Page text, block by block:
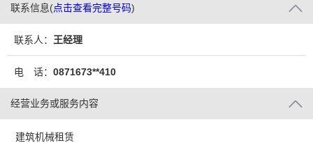
联系信息(点击查看完整号码)
联系人： 王经理
电 话： 0871673**410
经营业务或服务内容
建筑机械租赁